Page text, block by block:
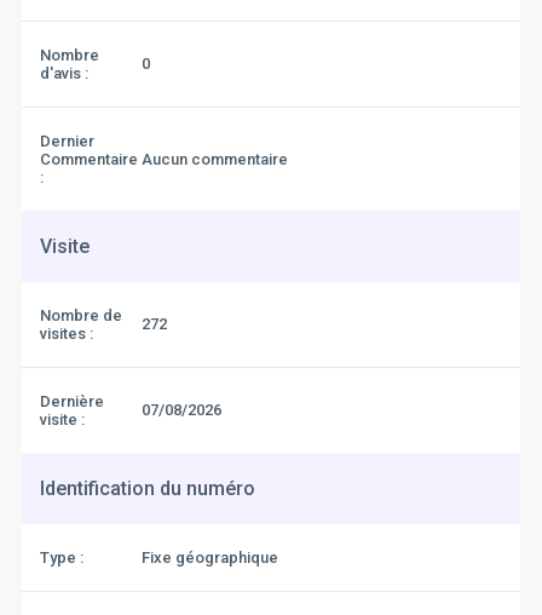
Nombre
d'avis :
0
Dernier
Commentaire
:
Aucun commentaire
Visite
Nombre de
visites :
272
Dernière
visite :
07/08/2026
Identification du numéro
Type : Fixe géographique